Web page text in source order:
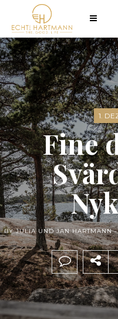
1.
Fine
BY JULIA UND JAN HARTMANN -